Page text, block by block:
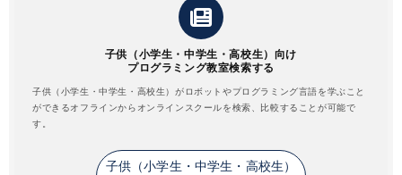
子供（小学生・中学生・高校生）向け
プログラミング教室検索する
子供（小学生・中学生・高校生）がロボットやプログラミング言語を学ぶこと
ができるオフラインからオンラインスクールを検索、比較することが可能で
す。
子供（小学生・中学生・高校生）